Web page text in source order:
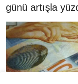
günü artışla